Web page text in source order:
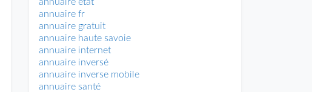
annuaire fr
annuaire gratuit
annuaire haute savoie
annuaire internet
annuaire inversé
annuaire inverse mobile
annuaire santé